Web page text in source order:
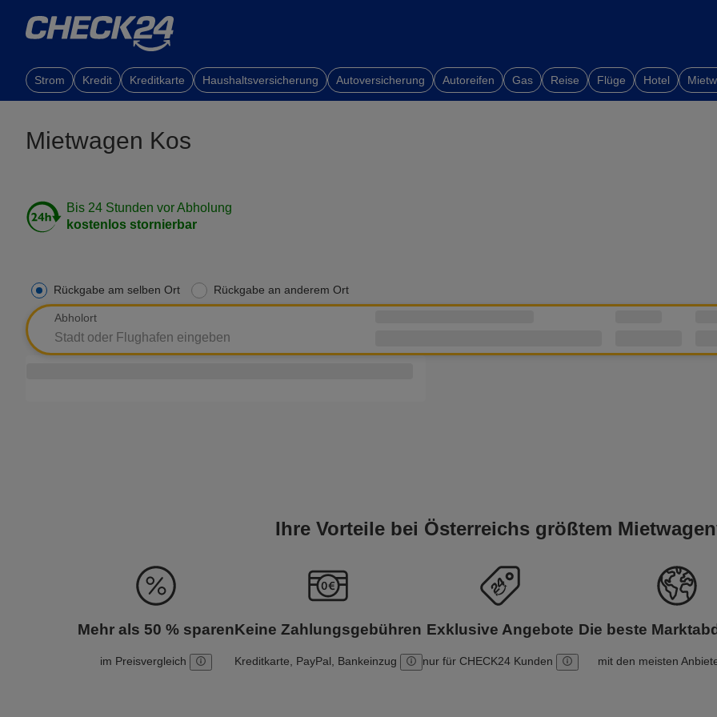
Strom Kredit Kreditkarte Haushaltsversicherung Autoversicherung Autoreifen Gas Reise Flüge Hotel
Mietwagen Kos
Bis 24 Stunden vor Abholung
kostenlos stornierbar
Rückgabe am selben Ort Rückgabe an anderem Ort
Abholort
Ihre Vorteile bei Österreichs größtem
Mehr als 50 % sparen
im Preisvergleich
Keine Zahlungsgebühren
Kreditkarte, PayPal, Bankeinzug
Exklusive Angebote
nur für CHECK24 Kunden
Die beste
mit den meisten